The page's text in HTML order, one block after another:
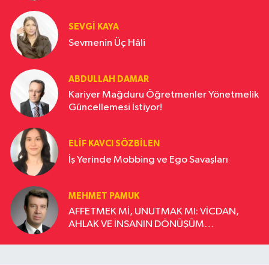
SEVGI KAYA
Sevmenin Üç Hâli
ABDULLAH DAMAR
Kariyer Mağduru Öğretmenler Yönetmelik
Güncellemesi İstiyor!
ELIF KAVCI SÖZBILEN
İş Yerinde Mobbing ve Ego Savaşları
MEHMET PAMUK
AFFETMEK Mİ, UNUTMAK MI: VİCDAN,
AHLAK VE İNSANIN DÖNÜŞÜM